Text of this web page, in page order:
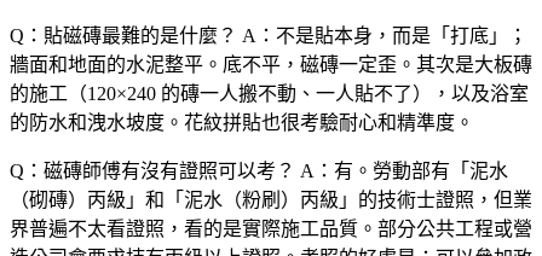
Q：貼磁磚最難的是什麼？ A：不是貼本身，而是「打底」；
牆面和地面的水泥整平。底不平，磁磚一定歪。其次是大板磚
的施工（120×240 的磚一人搬不動、一人貼不了），以及浴室
的防水和洩水坡度。花紋拼貼也很考驗耐心和精準度。
Q：磁磚師傅有沒有證照可以考？ A：有。勞動部有「泥水
（砌磚）丙級」和「泥水（粉刷）丙級」的技術士證照，但業
界普遍不太看證照，看的是實際施工品質。部分公共工程或營